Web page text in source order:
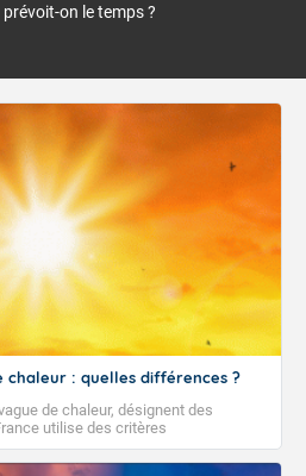
on le temps ?
chaleur : quelles différences ?
de chaleur, désignent des
utilise des critères
qualifier les épisodes de chaleur qui
et socio-économiques